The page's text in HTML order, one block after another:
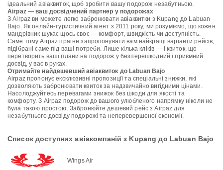
ідеальний авіаквиток, щоб зробити вашу подорож незабутньою.
Airpaz — ваш досвідчений партнер у подорожах
З Airpaz ви можете легко забронювати авіаквитки з Kupang до Labuan
Bajo. Як онлайн-туристичний агент з 2011 року, ми розуміємо, що кожен
мандрівник шукає щось своє — комфорт, швидкість чи доступність.
Саме тому Airpaz прагне запропонувати вам найкращі варіанти рейсів,
підібрані саме під ваші потреби. Лише кілька кліків — і квиток, що
перетворить ваші плани на подорож у безперешкодний і приємний
досвід, у вас в руках.
Отримайте найдешевший авіаквиток до Labuan Bajo
Airpaz пропонує ексклюзивні пропозиції та спеціальні знижки, які
дозволяють забронювати квиток за надзвичайно вигідними цінами.
Насолоджуйтесь перевагами знижок без шкоди для якості та
комфорту. З Airpaz подорож до вашого улюбленого напрямку ніколи не
була такою простою. Забронюйте дешевий рейс з Airpaz для
незабутнього досвіду подорожі та неперевершеної економії.
Список доступних авіакомпаній з Kupang до Labuan Bajo
Wings Air